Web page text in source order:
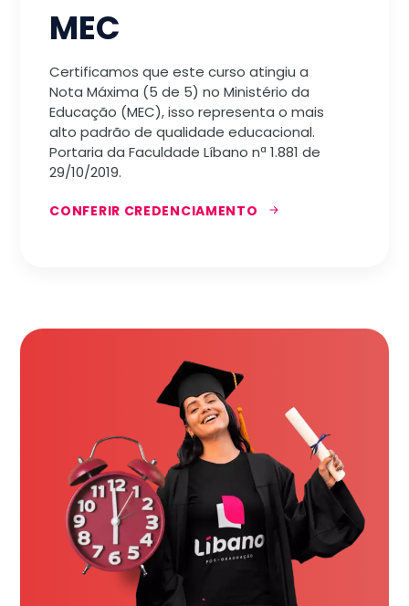
MEC
Certificamos que este curso atingiu a
Nota Máxima (5 de 5) no Ministério da
Educação (MEC), isso representa o mais
alto padrão de qualidade educacional.
Portaria da Faculdade Líbano nª 1.881 de
29/10/2019.
CONFERIR CREDENCIAMENTO